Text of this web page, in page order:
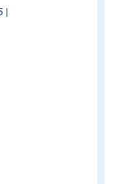
|